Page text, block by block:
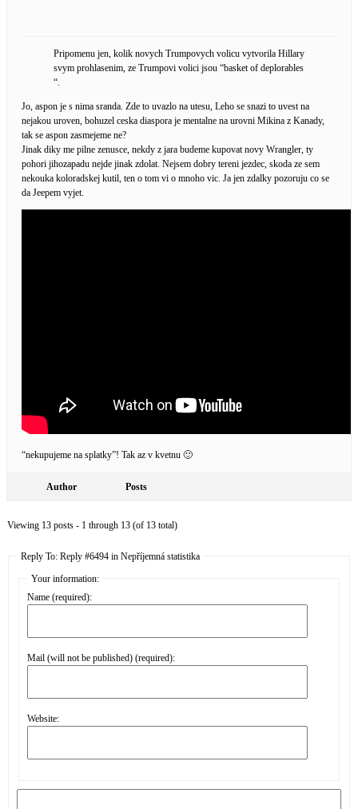
Pripomenu jen, kolik novych Trumpovych volicu vytvorila Hillary
svym prohlasenim, ze Trumpovi volici jsou “basket of deplorables
“.
Jo, aspon je s nima sranda. Zde to uvazlo na utesu, Leho se snazi to uvest na
nejakou uroven, bohuzel ceska diaspora je mentalne na urovni Mikina z Kanady,
tak se aspon zasmejeme ne?
Jinak diky me pilne zenusce, nekdy z jara budeme kupovat novy Wrangler, ty
pohori jihozapadu nejde jinak zdolat. Nejsem dobry tereni jezdec, skoda ze sem
nekouka koloradskej kutil, ten o tom vi o mnoho vic. Ja jen zdalky pozoruju co se
da Jeepem vyjet.
“nekupujeme na splatky”! Tak az v kvetnu 🙂
Author Posts
Viewing 13 posts - 1 through 13 (of 13 total)
Reply To: Reply #6494 in Nepříjemná statistika
Your information:
Name (required):
Mail (will not be published) (required):
Website: